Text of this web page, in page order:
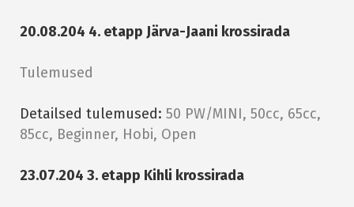
20.08.204 4. etapp Järva-Jaani krossirada
Tulemused
Detailsed tulemused: 50 PW/MINI, 50cc, 65cc,
85cc, Beginner, Hobi, Open
23.07.204 3. etapp Kihli krossirada